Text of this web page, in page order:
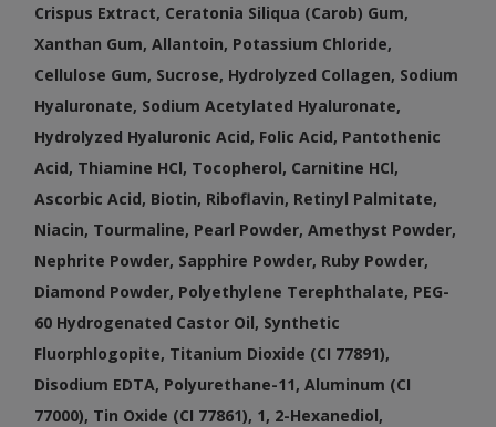
Crispus Extract, Ceratonia Siliqua (Carob) Gum,
Xanthan Gum, Allantoin, Potassium Chloride,
Cellulose Gum, Sucrose, Hydrolyzed Collagen, Sodium
Hyaluronate, Sodium Acetylated Hyaluronate,
Hydrolyzed Hyaluronic Acid, Folic Acid, Pantothenic
Acid, Thiamine HCl, Tocopherol, Carnitine HCl,
Ascorbic Acid, Biotin, Riboflavin, Retinyl Palmitate,
Niacin, Tourmaline, Pearl Powder, Amethyst Powder,
Nephrite Powder, Sapphire Powder, Ruby Powder,
Diamond Powder, Polyethylene Terephthalate, PEG-
60 Hydrogenated Castor Oil, Synthetic
Fluorphlogopite, Titanium Dioxide (CI 77891),
Disodium EDTA, Polyurethane-11, Aluminum (CI
77000), Tin Oxide (CI 77861), 1, 2-Hexanediol,